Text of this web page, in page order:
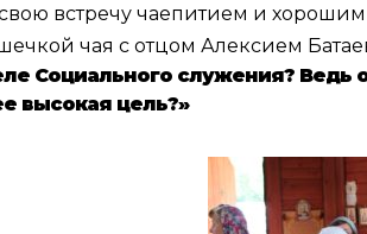
встречу чаепитием и
чая с отцом Алексием
Социального служения? Ведь
высокая цель?»